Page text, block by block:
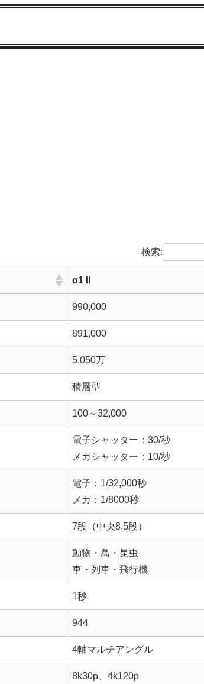
検索:
α1Ⅱ
990,000
891,000
5,050万
積層型
100～32,000
電子シャッター：30/秒
メカシャッター：10/秒
電子：1/32,000秒
メカ：1/8000秒
7段（中央8.5段）
動物・鳥・昆虫
車・列車・飛行機
1秒
944
4軸マルチアングル
8k30p、4k120p